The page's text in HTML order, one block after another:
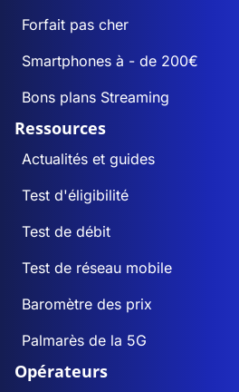
Forfait pas cher
Smartphones à - de 200€
Bons plans Streaming
Ressources
Actualités et guides
Test d'éligibilité
Test de débit
Test de réseau mobile
Baromètre des prix
Palmarès de la 5G
Opérateurs